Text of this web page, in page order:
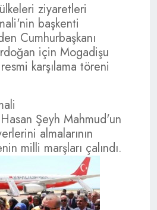
ziyaretleri
başkenti
Cumhurbaşkanı
için Mogadişu
karşılama töreni
Şeyh Mahmud'un
almalarının
milli marşları çalındı.